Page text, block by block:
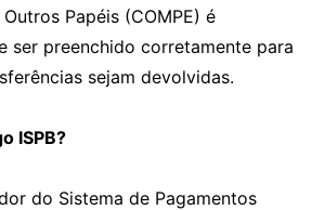
Papéis (COMPE) é
ser preenchido corretamente para
sejam devolvidas.
ISPB?
do Sistema de Pagamentos